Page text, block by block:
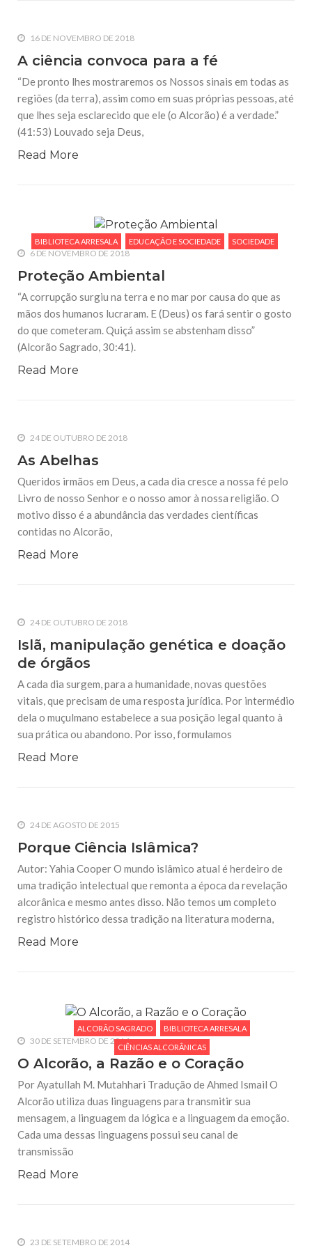
16 DE NOVEMBRO DE 2018
A ciência convoca para a fé
“De pronto lhes mostraremos os Nossos sinais em todas as
regiões (da terra), assim como em suas próprias pessoas, até
que lhes seja esclarecido que ele (o Alcorão) é a verdade.”
(41:53) Louvado seja Deus,
Read More
BIBLIOTECA ARRESALA EDUCAÇÃO E SOCIEDADE SOCIEDADE
6 DE NOVEMBRO DE 2018
Proteção Ambiental
“A corrupção surgiu na terra e no mar por causa do que as
mãos dos humanos lucraram. E (Deus) os fará sentir o gosto
do que cometeram. Quiçá assim se abstenham disso”
(Alcorão Sagrado, 30:41).
Read More
24 DE OUTUBRO DE 2018
As Abelhas
Queridos irmãos em Deus, a cada dia cresce a nossa fé pelo
Livro de nosso Senhor e o nosso amor à nossa religião. O
motivo disso é a abundância das verdades científicas
contidas no Alcorão,
Read More
24 DE OUTUBRO DE 2018
Islã, manipulação genética e doação
de órgãos
A cada dia surgem, para a humanidade, novas questões
vitais, que precisam de uma resposta jurídica. Por intermédio
dela o muçulmano estabelece a sua posição legal quanto à
sua prática ou abandono. Por isso, formulamos
Read More
24 DE AGOSTO DE 2015
Porque Ciência Islâmica?
Autor: Yahia Cooper O mundo islâmico atual é herdeiro de
uma tradição intelectual que remonta a época da revelação
alcorânica e mesmo antes disso. Não temos um completo
registro histórico dessa tradição na literatura moderna,
Read More
ALCORÃO SAGRADO BIBLIOTECA ARRESALA
CIÊNCIAS ALCORÂNICAS
30 DE SETEMBRO DE 2014
O Alcorão, a Razão e o Coração
Por Ayatullah M. Mutahhari Tradução de Ahmed Ismail O
Alcorão utiliza duas linguagens para transmitir sua
mensagem, a linguagem da lógica e a linguagem da emoção.
Cada uma dessas linguagens possui seu canal de
transmissão
Read More
23 DE SETEMBRO DE 2014